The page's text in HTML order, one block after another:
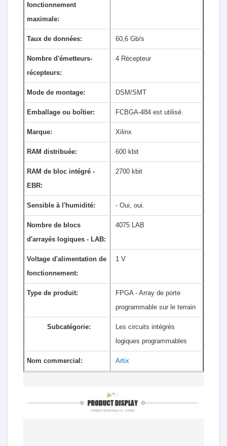
fonctionnement
maximale:
Taux de données: 60,6 Gb/s
Nombre d'émetteurs-
récepteurs:
4 Récepteur
Mode de montage: DSM/SMT
Emballage ou boîtier: FCBGA-484 est utilisé.
Marque: Xilinx
RAM distribuée: 600 kbit
RAM de bloc intégré -
EBR:
2700 kbit
Sensible à l'humidité: - Oui, oui.
Nombre de blocs
d'arrayés logiques - LAB:
4075 LAB
Voltage d'alimentation de
fonctionnement:
1 V
Type de produit:
FPGA - Array de porte
programmable sur le terrain
Subcatégorie:
Les circuits intégrés
logiques programmables
Nom commercial: Artix